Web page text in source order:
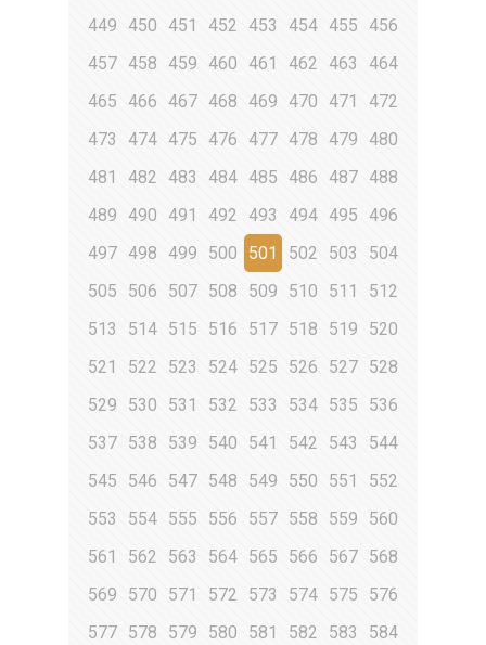
449
450 451 452 453 454 455
456
457 458 459 460 461 462 463
464
465
466 467 468 469 470 471
472
473
474 475 476 477 478 479
480
481
482 483 484 485 486 487 488
489
490 491 492 493 494 495
496
497 498 499 500 501 502 503
504
505
506 507 508 509 510 511
512
513
514 515 516 517 518 519
520
521
522 523 524 525 526 527 528
529
530 531 532 533 534 535
536
537 538 539 540 541 542 543
544
545
546 547 548 549 550 551
552
553
554 555 556 557 558 559
560
561
562 563 564 565 566 567 568
569
570 571 572 573 574 575
576
577 578 579 580 581 582 583
584